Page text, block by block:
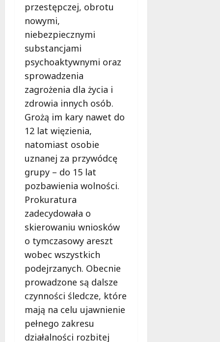
przestępczej, obrotu
nowymi,
niebezpiecznymi
substancjami
psychoaktywnymi oraz
sprowadzenia
zagrożenia dla życia i
zdrowia innych osób.
Grożą im kary nawet do
12 lat więzienia,
natomiast osobie
uznanej za przywódcę
grupy – do 15 lat
pozbawienia wolności.
Prokuratura
zadecydowała o
skierowaniu wniosków
o tymczasowy areszt
wobec wszystkich
podejrzanych. Obecnie
prowadzone są dalsze
czynności śledcze, które
mają na celu ujawnienie
pełnego zakresu
działalności rozbitej